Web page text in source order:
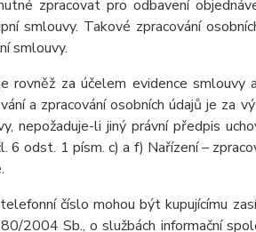
zpracovat pro odbavení
smlouvy. Takové zpracování
smlouvy.
rovněž za účelem evidence smlouvy
a zpracování osobních údajů je za
nepožaduje-li jiný právní předpis
6 odst. 1 písm. c) a f) Nařízení –
číslo mohou být kupujícímu
2004 Sb., o službách informační